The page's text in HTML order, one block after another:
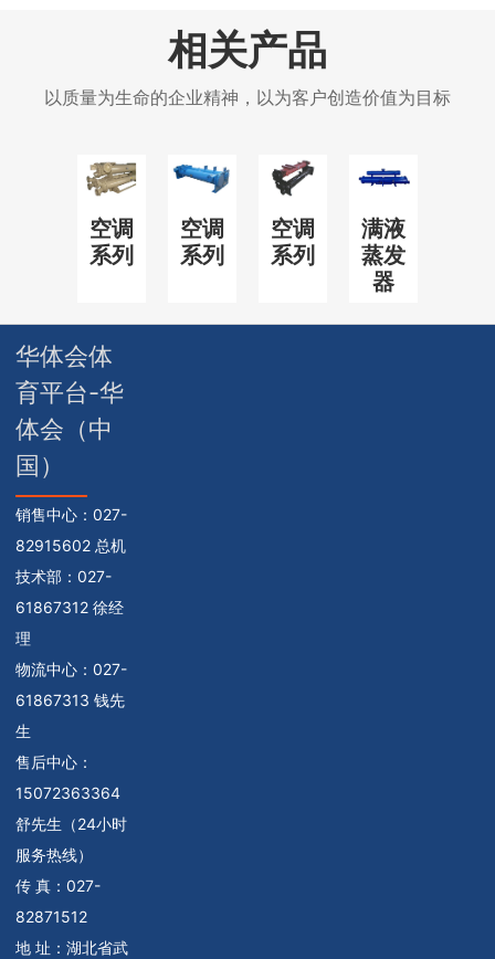
相关产品
以质量为生命的企业精神，以为客户创造价值为目标
空调
系列
空调
系列
空调
系列
满液
蒸发
器
华体会体
育平台-华
体会（中
国）
销售中心： 027-
82915602 总机
技术部： 027-
61867312 徐经
理
物流中心： 027-
61867313 钱先
生
售后中心：
15072363364
舒先生（24小时
服务热线）
传 真：027-
82871512
地 址：湖北省武